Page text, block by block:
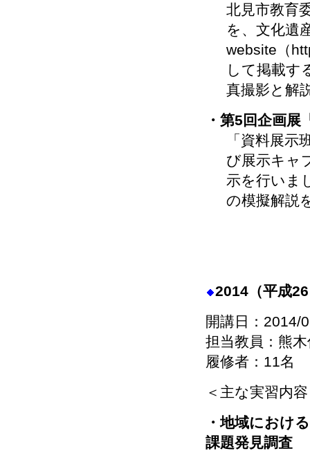
北見市教育
を、文化遺
website（
して掲載す
真撮影と解
・第5回企画
「資料展
び展示キャ
示を行いま
の模擬解説
2014（平成
開講日：2014/
担当教員：熊
履修者：11名
＜主な実習内
・地域におけ
課題発見調査